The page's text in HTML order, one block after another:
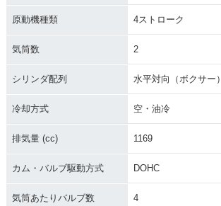
原動機種類 4ストローク
気筒数 2
シリンダ配列 水平対向（ボクサー）
冷却方式 空・油冷
排気量 (cc) 1169
カム・バルブ駆動方式 DOHC
気筒あたりバルブ数 4